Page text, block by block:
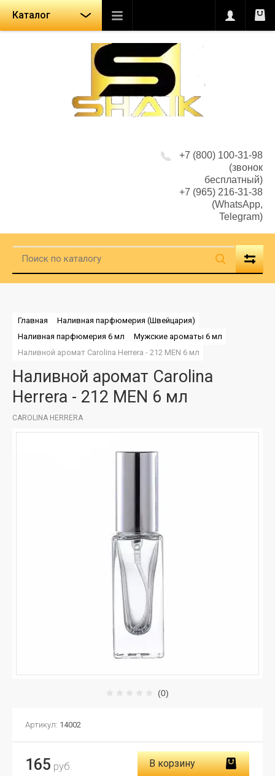
Каталог
+7 (800) 100-31-98
(звонок
бесплатный)
+7 (965) 216-31-38
(WhatsApp,
Telegram)
Главная
Наливная парфюмерия (Швейцария)
Наливная парфюмерия 6 мл
Мужские ароматы 6 мл
Наливной аромат Carolina Herrera - 212 MEN 6 мл
Наливной аромат Carolina
Herrera - 212 MEN 6 мл
CAROLINA HERRERA
(0)
Артикул: 14002
165 руб. В корзину